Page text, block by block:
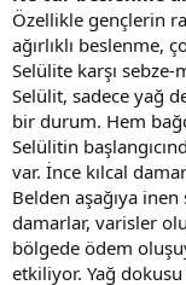
Özellikle gençlerin
ağırlıklı beslenme,
Selülite karşı sebze-
Selülit, sadece yağ
bir durum. Hem
Selülitin
var. İnce kılcal
Belden aşağıya inen
damarlar, varisler
bölgede ödem
etkiliyor. Yağ